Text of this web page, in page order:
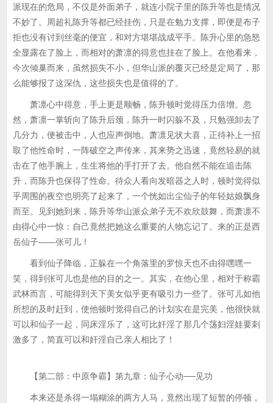
派现在的危局，不仅是外面弟子，就连小院子里的陈升等也是情况
不妙了。周超礼陈升等都已经挂伤，只是在勉力支撑，即便是布子
拒也没有讨到丝毫的便宜，和对方堪堪战成平手。陈升心里的急怒
全显露在了脸上，而相对的萧凛的得意也挂在了脸上。在他看来，
今次倾巢而来，虽然损失不小，但华山派的覆灭已经是定局了，那
么能够报了这深仇，这些损失也是值得的了。
萧凛心中得意，手上更是顺畅，陈升顿时觉得压力倍增。忽
然，萧凛一掌斩向了陈升后颈，陈升一时闪躲不及，只勉强卸去了
几分力，便被击中，人也应声倒地。萧凛见状大喜，正待补上一招
取了他性命时，一阵破空之声传来，其来势之迅速，竟然轻易的就
击在了他手腕上，生生将他的手打开了去。他自然不能在追击陈
升，而陈升也保得了性命。待众人看向发暗器之人时，顿时觉得似
乎周围的夜空也明亮了起来了，一个恍如出尘仙子的年轻姑娘飘身
而至。见到她到来，陈升等华山派众弟子无不欢欣鼓舞，而萧凛不
由得心中一惊：自己竟然把她这么重要的人物忘记了。来的正是西
岳仙子——张可儿！
看到仙子降临，正躲在一个角落里的罗惊天也不由得嘿嘿一
笑，得到张可儿也是他的目的之一。其实，在他心里，相对于称霸
武林而言，可能得到天下美女似乎更有吸引力一些了。张可儿如他
所想的及时赶到，使他顿时觉得自己的计划实在是完美，他很快就
可以和仙子一起，同床淫乐了，这可比奸淫了那几个荡妇淫娃要刺
激多了，简直可以和奸淫自己亲人相比了！
【第二部：中原争霸】第九章：仙子心动──见功
本来还是杀得一塌糊涂的两方人马，竟然出现了短暂的停顿，